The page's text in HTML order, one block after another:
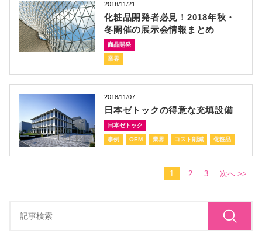
2018/11/21
化粧品開発者必見！2018年秋・
冬開催の展示会情報まとめ
商品開発
業界
2018/11/07
日本ゼトックの得意な充填設備
日本ゼトック
事例 OEM 業界 コスト削減 化粧品
1 2 3 次へ >>